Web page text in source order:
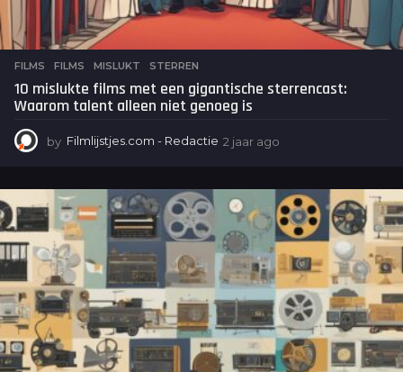
FILMS FILMS ,MISLUKT ,STERREN
10 mislukte films met een gigantische sterrencast:
Waarom talent alleen niet genoeg is
by Filmlijstjes.com - Redactie 2 jaar ago
a
r
a
g